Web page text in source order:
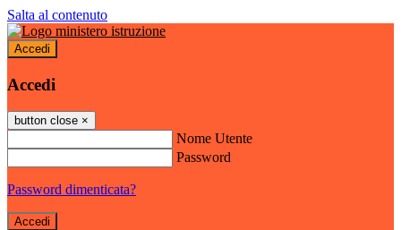
Salta al contenuto
Accedi
Accedi
button close ×
Nome Utente
Password
Password dimenticata?